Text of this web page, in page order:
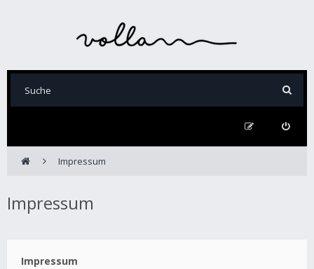
Impressum
Impressum
Impressum